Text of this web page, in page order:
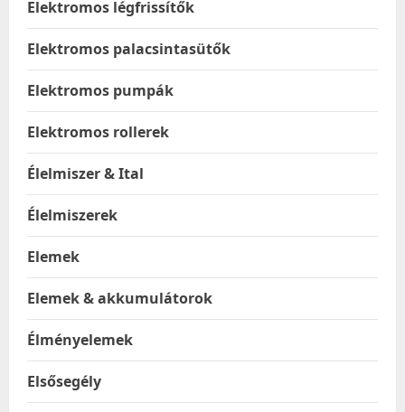
Elektromos légfrissítők
Elektromos palacsintasütők
Elektromos pumpák
Elektromos rollerek
Élelmiszer & Ital
Élelmiszerek
Elemek
Elemek & akkumulátorok
Élményelemek
Elsősegély